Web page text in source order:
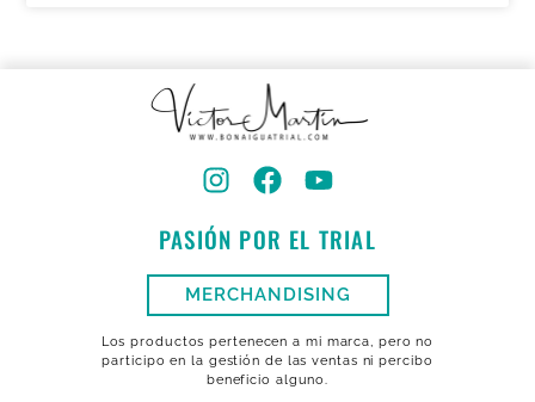
PASIÓN POR EL TRIAL
MERCHANDISING
Los productos pertenecen a mi marca, pero no
participo en la gestión de las ventas ni percibo
beneficio alguno.